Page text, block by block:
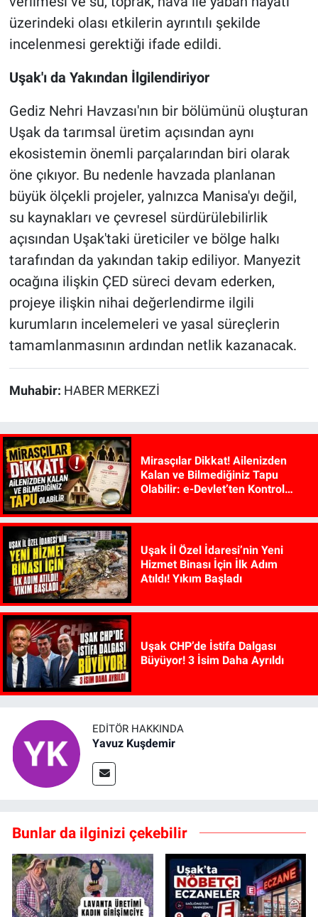
üzerindeki olası etkilerin ayrıntılı şekilde
incelenmesi gerektiği ifade edildi.
Uşak'ı da Yakından İlgilendiriyor
Gediz Nehri Havzası'nın bir bölümünü oluşturan
Uşak da tarımsal üretim açısından aynı
ekosistemin önemli parçalarından biri olarak
öne çıkıyor. Bu nedenle havzada planlanan
büyük ölçekli projeler, yalnızca Manisa'yı değil,
su kaynakları ve çevresel sürdürülebilirlik
açısından Uşak'taki üreticiler ve bölge halkı
tarafından da yakından takip ediliyor. Manyezit
ocağına ilişkin ÇED süreci devam ederken,
projeye ilişkin nihai değerlendirme ilgili
kurumların incelemeleri ve yasal süreçlerin
tamamlanmasının ardından netlik kazanacak.
Muhabir: HABER MERKEZİ
Mirasçılar Dikkat! Ailenizden
Kalan ve Bilmediğiniz Tapu
Olabilir: e-Devlet’ten Kontrol
Uşak İl Özel İdaresi’nin Yeni
Hizmet Binası İçin İlk Adım
Atıldı! Yıkım Başladı
Uşak CHP’de İstifa Dalgası
Büyüyor! 3 İsim Daha Ayrıldı
EDITÖR HAKKINDA
Yavuz Kuşdemir
Bunlar da ilginizi çekebilir